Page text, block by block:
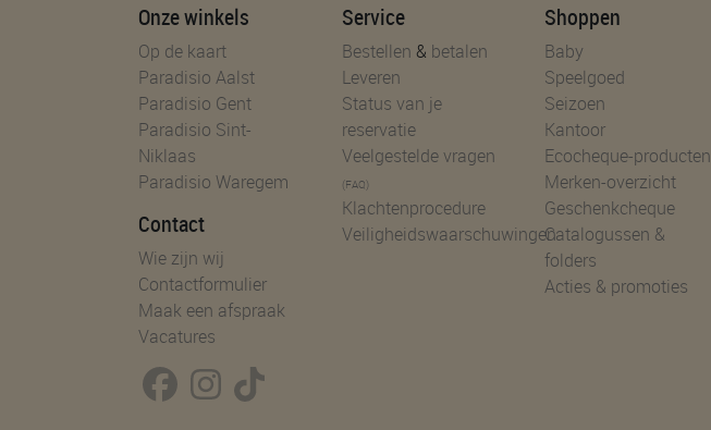
Onze winkels
Op de kaart
Paradisio Aalst
Paradisio Gent
Paradisio Sint-
Niklaas
Paradisio Waregem
Contact
Wie zijn wij
Contactformulier
Maak een afspraak
Vacatures
Service
Bestellen & betalen
Leveren
Status van je
reservatie
Veelgestelde vragen
(FAQ)
Klachtenprocedure
Veiligheidswaarschuwingen
Shoppen
Baby
Speelgoed
Seizoen
Kantoor
Ecocheque-producten
Merken-overzicht
Geschenkcheque
Catalogussen &
folders
Acties & promoties